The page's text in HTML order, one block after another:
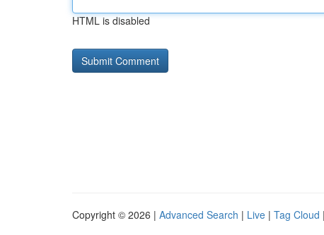
HTML is disabled
Copyright © 2026 | Advanced Search | Live | Tag Cloud |